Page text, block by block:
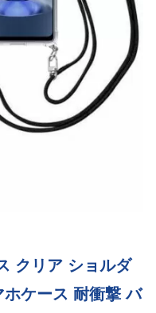
クリア ショルダ
ケース 耐衝撃 バ